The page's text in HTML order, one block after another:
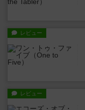
レビュー
レビュー